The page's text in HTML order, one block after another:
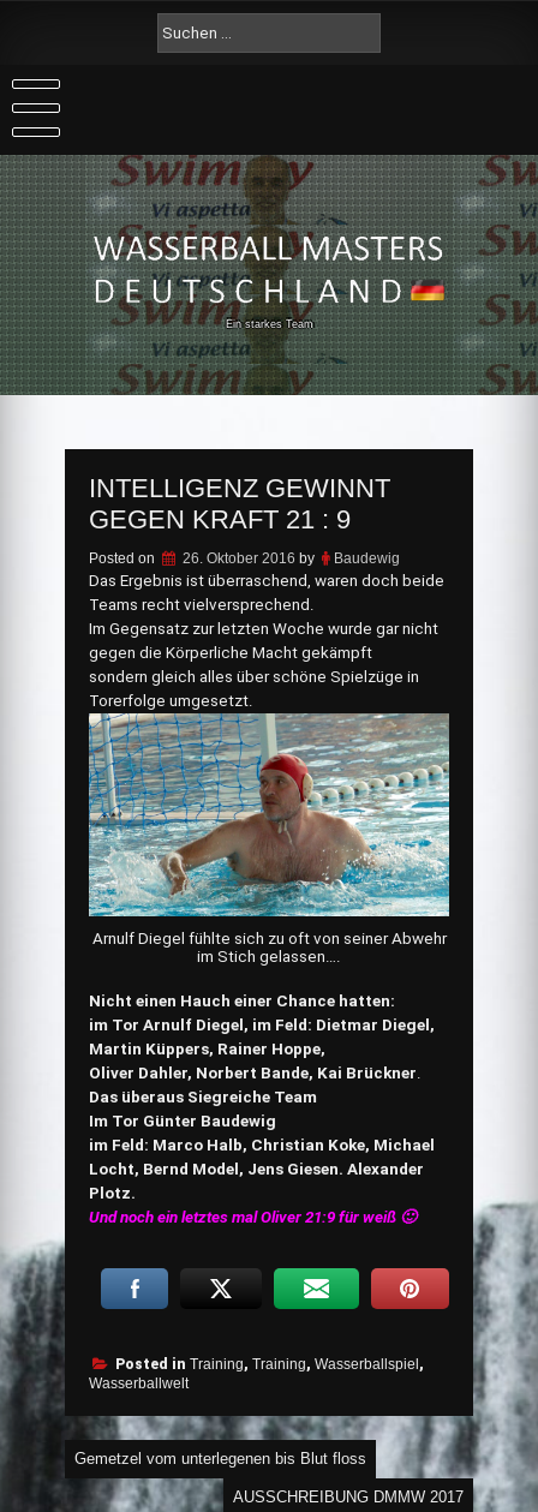
nach:
Ein starkes Team
INTELLIGENZ GEWINNT
GEGEN KRAFT 21 : 9
Posted on 26. Oktober 2016 by Baudewig
Das Ergebnis ist überraschend, waren doch beide
Teams recht vielversprechend.
Im Gegensatz zur letzten Woche wurde gar nicht
gegen die Körperliche Macht gekämpft
sondern gleich alles über schöne Spielzüge in
Torerfolge umgesetzt.
Arnulf Diegel fühlte sich zu oft von seiner Abwehr
im Stich gelassen….
Nicht einen Hauch einer Chance hatten:
im Tor Arnulf Diegel, im Feld: Dietmar Diegel,
Martin Küppers, Rainer Hoppe,
Oliver Dahler, Norbert Bande, Kai Brückner.
Das überaus Siegreiche Team
Im Tor Günter Baudewig
im Feld: Marco Halb, Christian Koke, Michael
Locht, Bernd Model, Jens Giesen. Alexander
Plotz.
Und noch ein letztes mal Oliver 21:9 für weiß 🙂
Posted in Training, Training, Wasserballspiel ,
Wasserballwelt
Beitragsnavigation
Gemetzel vom unterlegenen bis Blut floss
AUSSCHREIBUNG DMMW 2017